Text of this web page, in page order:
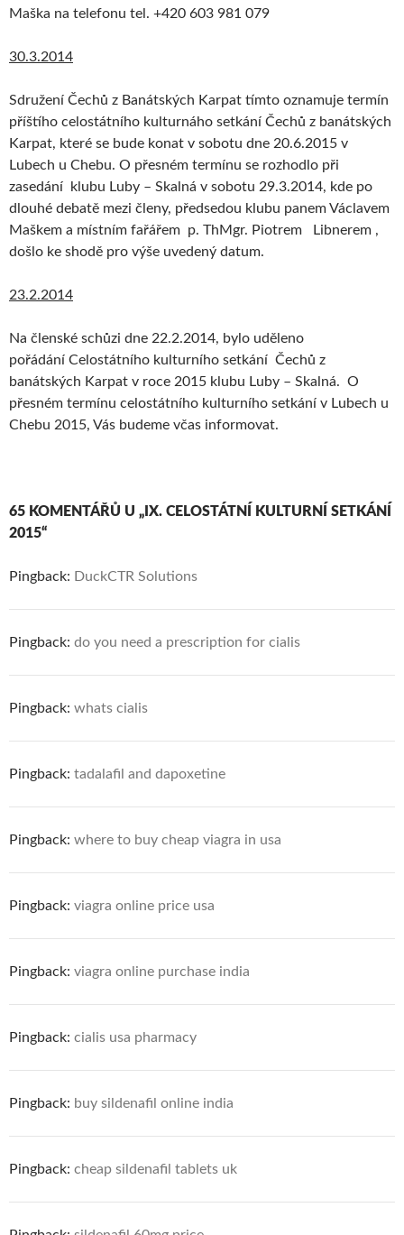
Maška na telefonu tel. +420 603 981 079
30.3.2014
Sdružení Čechů z Banátských Karpat tímto oznamuje termín
příštího celostátního kulturnáho setkání Čechů z banátských
Karpat, které se bude konat v sobotu dne 20.6.2015 v
Lubech u Chebu. O přesném termínu se rozhodlo při
zasedání klubu Luby – Skalná v sobotu 29.3.2014, kde po
dlouhé debatě mezi členy, předsedou klubu panem Václavem
Maškem a místním fařářem p. ThMgr. Piotrem Libnerem ,
došlo ke shodě pro výše uvedený datum.
23.2.2014
Na členské schůzi dne 22.2.2014, bylo uděleno
pořádání Celostátního kulturního setkání Čechů z
banátských Karpat v roce 2015 klubu Luby – Skalná. O
přesném termínu celostátního kulturního setkání v Lubech u
Chebu 2015, Vás budeme včas informovat.
65 KOMENTÁŘŮ U „IX. CELOSTÁTNÍ KULTURNÍ SETKÁNÍ
2015“
Pingback: DuckCTR Solutions
Pingback: do you need a prescription for cialis
Pingback: whats cialis
Pingback: tadalafil and dapoxetine
Pingback: where to buy cheap viagra in usa
Pingback: viagra online price usa
Pingback: viagra online purchase india
Pingback: cialis usa pharmacy
Pingback: buy sildenafil online india
Pingback: cheap sildenafil tablets uk